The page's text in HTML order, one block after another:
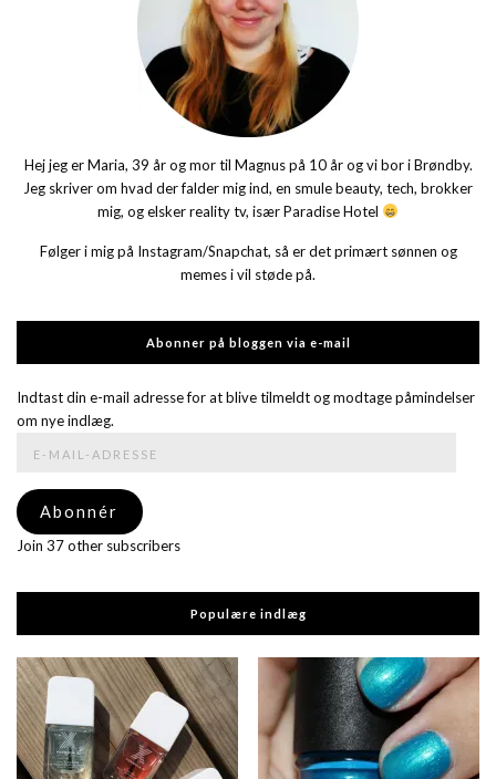
Hej jeg er Maria, 39 år og mor til Magnus på 10 år og vi bor i Brøndby.
Jeg skriver om hvad der falder mig ind, en smule beauty, tech, brokker
mig, og elsker reality tv, især Paradise Hotel
Følger i mig på Instagram/Snapchat, så er det primært sønnen og
memes i vil støde på.
Abonner på bloggen via e-mail
Indtast din e-mail adresse for at blive tilmeldt og modtage påmindelser
om nye indlæg.
adresse
Abonnér
Join 37 other subscribers
Populære indlæg